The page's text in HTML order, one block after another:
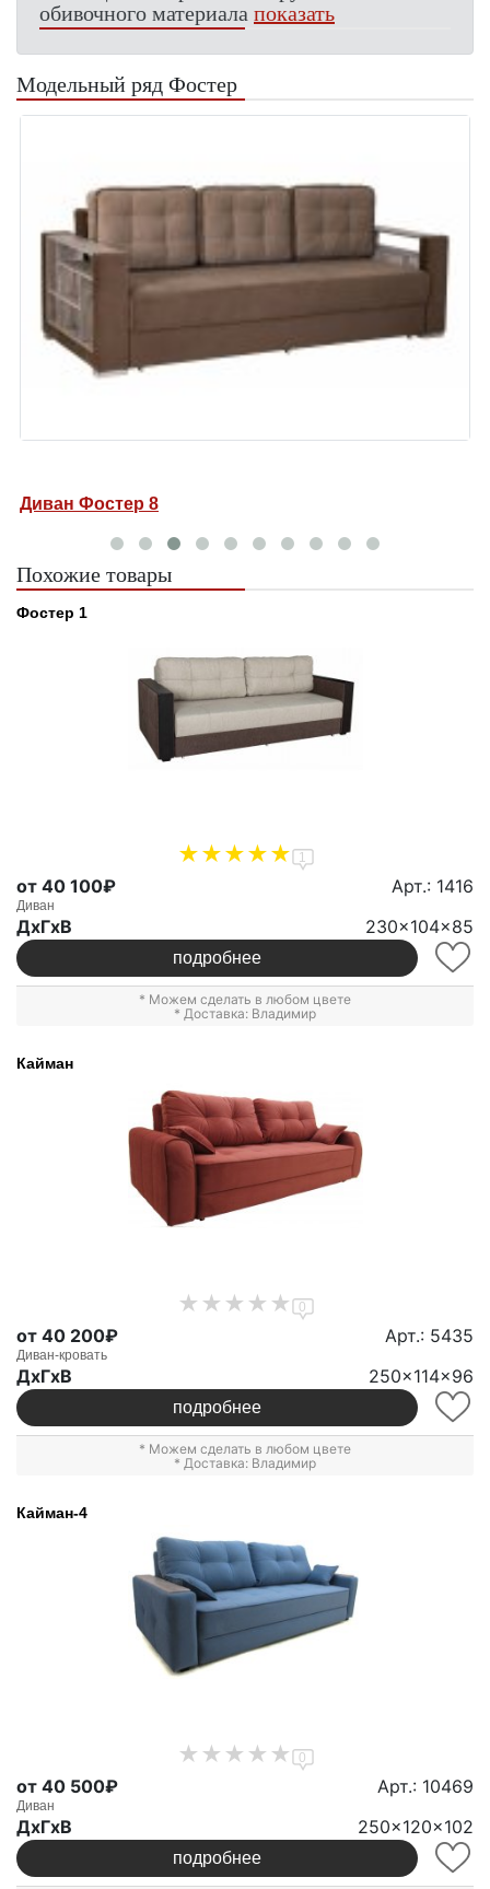
обивочного материалапоказать
Модельный ряд Фостер
Диван Фостер 8
Похожие товары
Фостер 1
1
от 40 100₽ Арт.: 1416
Диван
ДxГxВ 230x104x85
подробнее
* Можем сделать в любом цвете
* Доставка: Владимир
Кайман
0
от 40 200₽ Арт.: 5435
Диван-кровать
ДxГxВ 250x114x96
подробнее
* Можем сделать в любом цвете
* Доставка: Владимир
Кайман-4
0
от 40 500₽ Арт.: 10469
Диван
ДxГxВ 250x120x102
подробнее